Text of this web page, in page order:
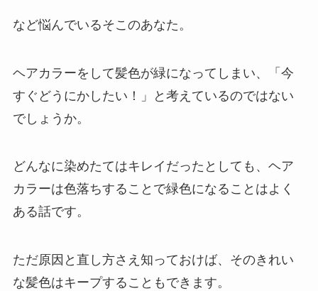
など悩んでいるそこのあなた。
ヘアカラーをして髪色が緑になってしまい、「今
すぐどうにかしたい！」と考えているのではない
でしょうか。
どんなに染めたてはキレイだったとしても、ヘア
カラーは色落ちすることで緑色になることはよく
ある話です。
ただ原因と直し方さえ知っておけば、そのきれい
な髪色はキープすることもできます。